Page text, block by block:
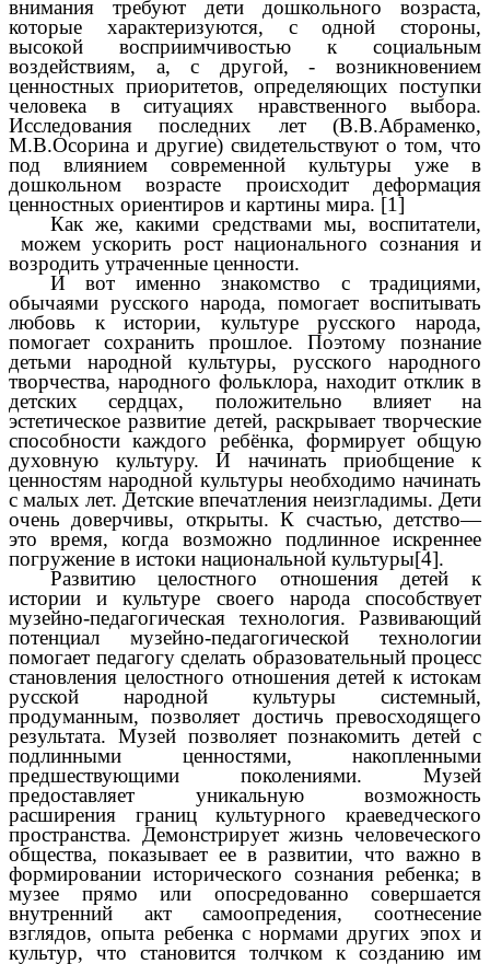
внимания требуют дети дошкольного возраста,
которые характеризуются, с одной стороны,
высокой восприимчивостью к социальным
воздействиям, а, с другой, - возникновением
ценностных приоритетов, определяющих поступки
человека в ситуациях нравственного выбора.
Исследования последних лет (В.В.Абраменко,
М.В.Осорина и другие) свидетельствуют о том, что
под влиянием современной культуры уже в
дошкольном возрасте происходит деформация
ценностных ориентиров и картины мира. [1]
Как же, какими средствами мы, воспитатели,
можем ускорить рост национального сознания и
возродить утраченные ценности.
И вот именно знакомство с традициями,
обычаями русского народа, помогает воспитывать
любовь к истории, культуре русского народа,
помогает сохранить прошлое. Поэтому познание
детьми народной культуры, русского народного
творчества, народного фольклора, находит отклик в
детских сердцах, положительно влияет на
эстетическое развитие детей, раскрывает творческие
способности каждого ребёнка, формирует общую
духовную культуру. И начинать приобщение к
ценностям народной культуры необходимо начинать
с малых лет. Детские впечатления неизгладимы. Дети
очень доверчивы, открыты. К счастью, детство—
это время, когда возможно подлинное искреннее
погружение в истоки национальной культуры[4].
Развитию целостного отношения детей к
истории и культуре своего народа способствует
музейно-педагогическая технология. Развивающий
потенциал музейно-педагогической технологии
помогает педагогу сделать образовательный процесс
становления целостного отношения детей к истокам
русской народной культуры системный,
продуманным, позволяет достичь превосходящего
результата. Музей позволяет познакомить детей с
подлинными ценностями, накопленными
предшествующими поколениями. Музей
предоставляет уникальную возможность
расширения границ культурного краеведческого
пространства. Демонстрирует жизнь человеческого
общества, показывает ее в развитии, что важно в
формировании исторического сознания ребенка; в
музее прямо или опосредованно совершается
внутренний акт самоопредения, соотнесение
взглядов, опыта ребенка с нормами других эпох и
культур, что становится толчком к созданию им